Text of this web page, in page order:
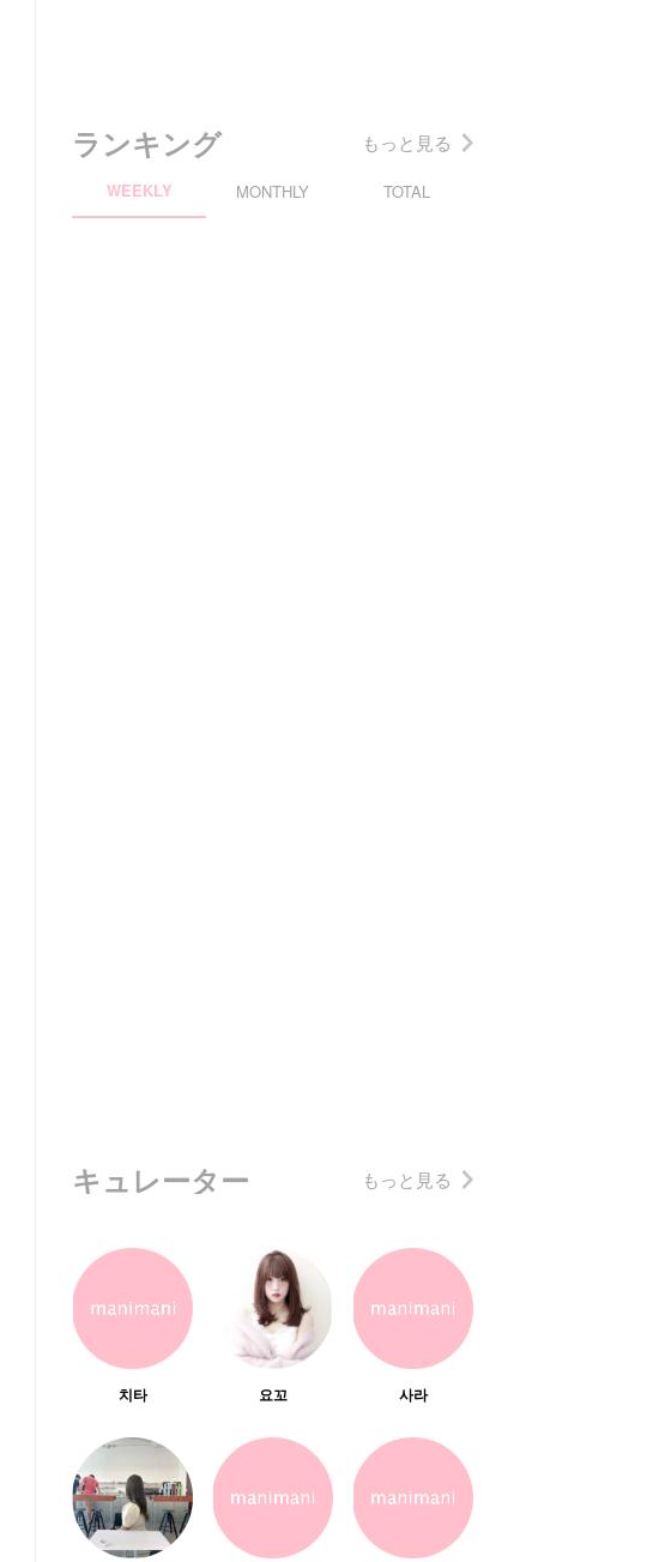
ランキング もっと見る
WEEKLY MONTHLY TOTAL
キュレーター もっと見る
치타 요꼬 사라